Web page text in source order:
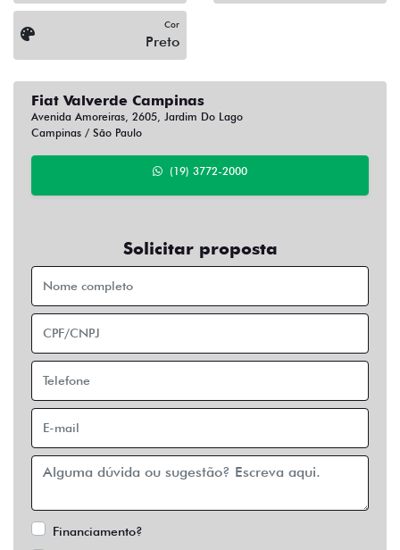
Cor
Preto
Fiat Valverde Campinas
Avenida Amoreiras, 2605, Jardim Do Lago
Campinas / São Paulo
(19) 3772-2000
Solicitar proposta
Financiamento?